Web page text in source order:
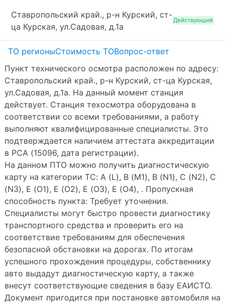
Ставропольский край., р-н Курский, ст-
ца Курская, ул.Садовая, д.1а
Действующий
ТО регионыСтоимость ТОВопрос-ответ
Пункт технического осмотра расположен по адресу:
Ставропольский край., р-н Курский, ст-ца Курская,
ул.Садовая, д.1а. На данный момент станция
действует. Станция техосмотра оборудована в
соответствии со всеми требованиями, а работу
выполняют квалифицированные специалисты. Это
подтверждается наличием аттестата аккредитации
в РСА (15096, дата регистрации).
На данном ПТО можно получить диагностическую
карту на категории ТС: A (L), B (M1), B (N1), C (N2), C
(N3), E (O1), E (O2), E (O3), E (O4), . Пропускная
способность пункта: Требует уточнения.
Специалисты могут быстро провести диагностику
транспортного средства и проверить его на
соответствие требованиям для обеспечения
безопасной обстановки на дорогах. По итогам
успешного прохождения процедуры, собственнику
авто выдадут диагностическую карту, а также
внесут соответствующие сведения в базу ЕАИСТО.
Документ пригодится при постановке автомобиля на